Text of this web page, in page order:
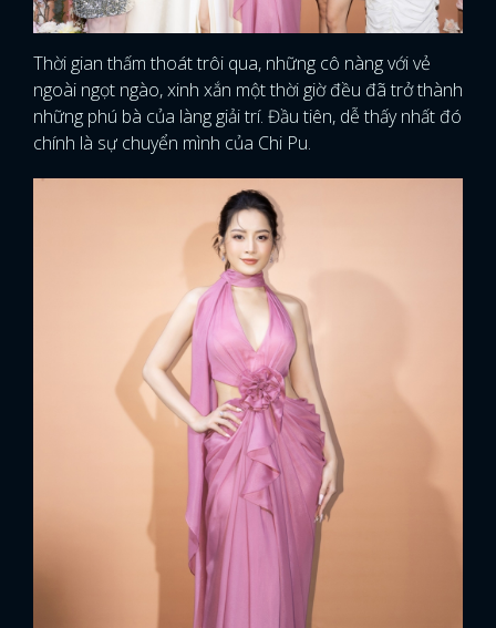
Thời gian thấm thoát trôi qua, những cô nàng với vẻ
ngoài ngọt ngào, xinh xắn một thời giờ đều đã trở thành
những phú bà của làng giải trí. Đầu tiên, dễ thấy nhất đó
chính là sự chuyển mình của Chi Pu.